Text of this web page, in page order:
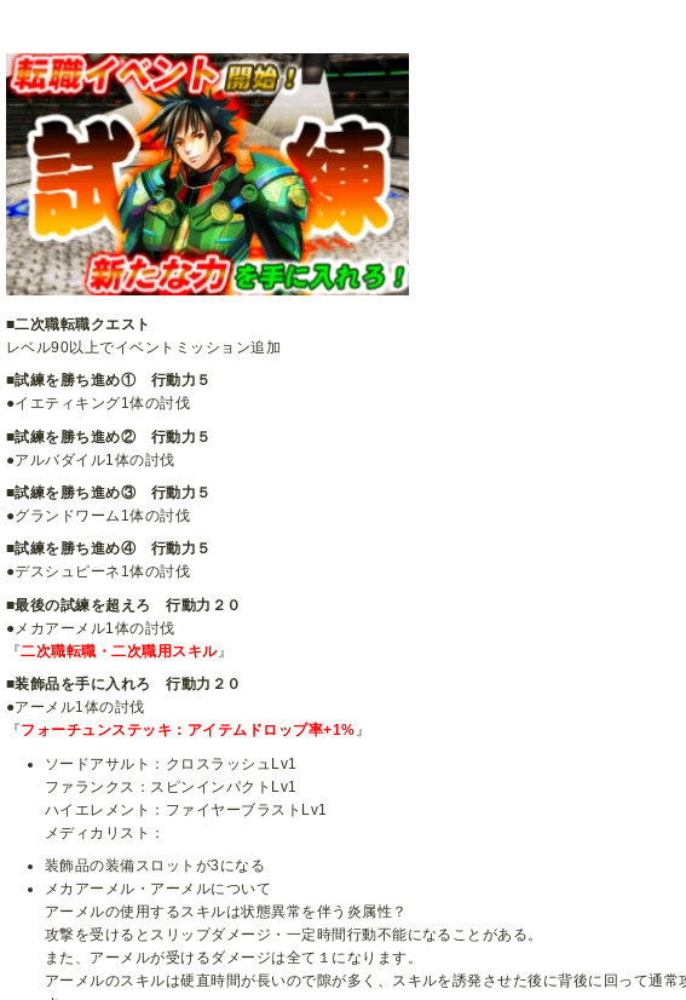
■二次職転職クエスト
レベル90以上でイベントミッション追加
■試練を勝ち進め① 行動力５
●イエティキング1体の討伐
■試練を勝ち進め② 行動力５
●アルバダイル1体の討伐
■試練を勝ち進め③ 行動力５
●グランドワーム1体の討伐
■試練を勝ち進め④ 行動力５
●デスシュピーネ1体の討伐
■最後の試練を超えろ 行動力２０
●メカアーメル1体の討伐
『二次職転職・二次職用スキル』
■装飾品を手に入れろ 行動力２０
●アーメル1体の討伐
『フォーチュンステッキ：アイテムドロップ率+1%』
ソードアサルト：クロスラッシュLv1
ファランクス：スピンインパクトLv1
ハイエレメント：ファイヤーブラストLv1
メディカリスト：
装飾品の装備スロットが3になる
メカアーメル・アーメルについて
アーメルの使用するスキルは状態異常を伴う炎属性？
攻撃を受けるとスリップダメージ・一定時間行動不能になることがある。
また、アーメルが受けるダメージは全て１になります。
アーメルのスキルは硬直時間が長いので隙が多く、スキルを誘発させた後に背後に回って通常